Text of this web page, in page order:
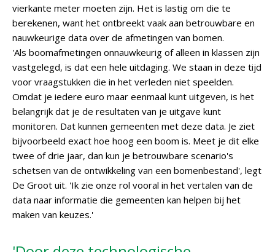
vierkante meter moeten zijn. Het is lastig om die te
berekenen, want het ontbreekt vaak aan betrouwbare en
nauwkeurige data over de afmetingen van bomen.
'Als boomafmetingen onnauwkeurig of alleen in klassen zijn
vastgelegd, is dat een hele uitdaging. We staan in deze tijd
voor vraagstukken die in het verleden niet speelden.
Omdat je iedere euro maar eenmaal kunt uitgeven, is het
belangrijk dat je de resultaten van je uitgave kunt
monitoren. Dat kunnen gemeenten met deze data. Je ziet
bijvoorbeeld exact hoe hoog een boom is. Meet je dit elke
twee of drie jaar, dan kun je betrouwbare scenario's
schetsen van de ontwikkeling van een bomenbestand', legt
De Groot uit. 'Ik zie onze rol vooral in het vertalen van de
data naar informatie die gemeenten kan helpen bij het
maken van keuzes.'